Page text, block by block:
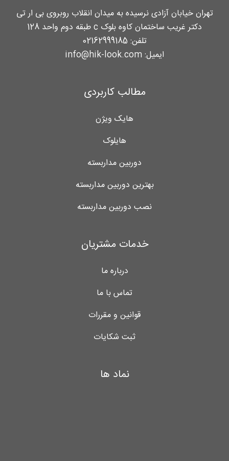
تهران خیابان آزادی نرسیده به میدان انقلاب روبروی بی ار تی
دکتر غریب ساختمان کاوه بلوک c طبقه دوم واحد 128
تلفن: 02162999185
ایمیل: info@hik-look.com
مطالب کاربردی
هایک ویژن
هایلوک
دوربین مداربسته
بهترین دوربین مداربسته
نصب دوربین مداربسته
خدمات مشتریان
درباره ما
تماس با ما
قوانین و مقررات
ثبت شکایات
نماد ها